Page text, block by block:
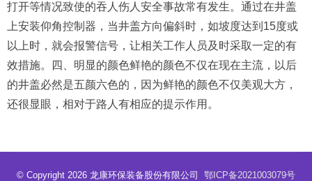
打开等情况致使的吞人伤人安全事故常有发生。通过在井盖
上安装仰角控制器，当井盖方向偏斜时，如坡度达到15度或
以上时，就会报警信号，让相关工作人员及时采取一定的有
效措施。四、明显的颜色鲜艳的颜色不仅在现在主流，以后
的井盖必然是五颜六色的，因为鲜艳的颜色不仅美观大方，
还很显眼，相对于路人有相应的提示作用。
© Copyright 2026 龙康环保装备股份有限公司 鄂ICP备2021003079号